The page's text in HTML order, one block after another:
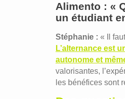
Alimento : «
un étudiant
Stéphanie : « Il
L’alternance est
autonome et
valorisantes,
les bénéfices sont